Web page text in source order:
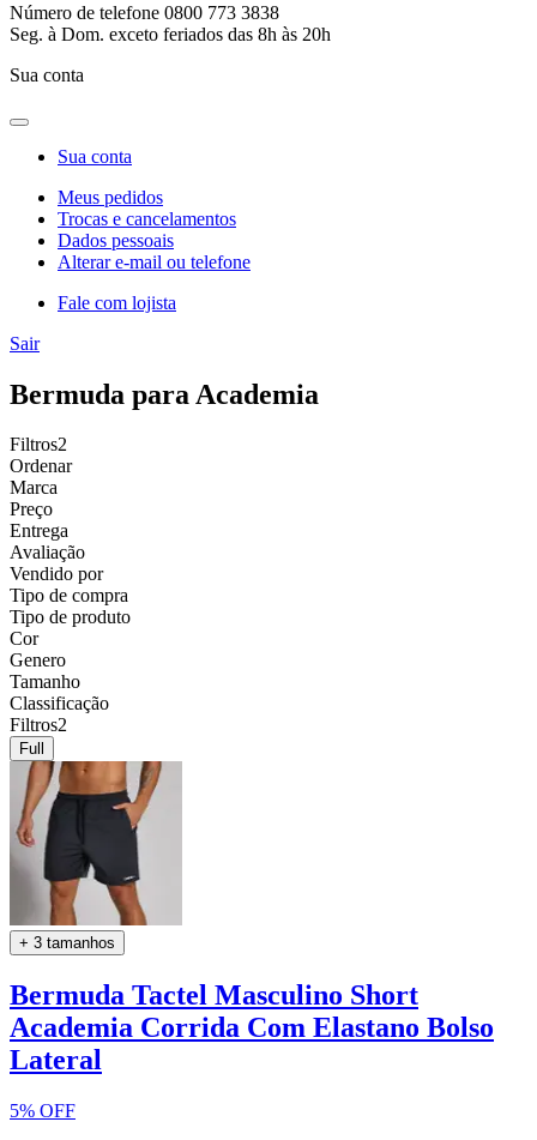
Número de telefone 0800 773 3838
Seg. à Dom. exceto feriados das 8h às 20h
Sua conta
Sua conta
Meus pedidos
Trocas e cancelamentos
Dados pessoais
Alterar e-mail ou telefone
Fale com lojista
Sair
Bermuda para Academia
Filtros2
Ordenar
Marca
Preço
Entrega
Avaliação
Vendido por
Tipo de compra
Tipo de produto
Cor
Genero
Tamanho
Classificação
Filtros2
Full
+ 3 tamanhos
Bermuda Tactel Masculino Short
Academia Corrida Com Elastano Bolso
Lateral
5% OFF